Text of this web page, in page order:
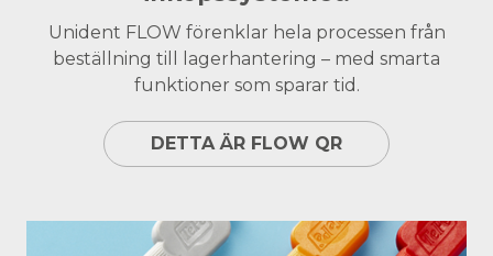
Unident FLOW förenklar hela processen från
beställning till lagerhantering – med smarta
funktioner som sparar tid.
DETTA ÄR FLOW QR